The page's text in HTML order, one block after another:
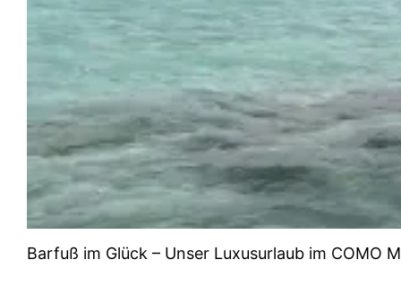
Barfuß im Glück – Unser Luxusurlaub im COMO